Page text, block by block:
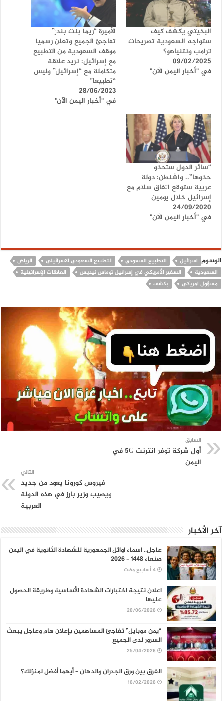
البخيتي يكشف كيف
ستواجه السعودية تصريحات
ترامب ونتنياهو؟
09/02/2025
في "أخبار اليمن الآن"
الأميرة “ريما بنت بندر”
تفاجئ الجميع وتعلن رسميا
موقف السعودية من التطبيع
مع إسرائيل: نريد علاقة
متكاملة مع “إسرائيل” وليس
“تطبيعا”
28/06/2023
في "أخبار اليمن الآن"
“سائر الدول ستحذو
حذوها”.. واشنطن: دولة
عربية ستوقع اتفاق سلام مع
إسرائيل خلال يومين
24/09/2020
في "أخبار اليمن الآن"
الوسوم اسرائيل التطبيع السعودي التطبيع السعودي الاسرائيلي
الرياض
السعودية
السفير الأمريكي في إسرائيل توماس نيديس
العلاقات الإسرائيلية
مسؤول امريكي
يكشف
السابق
أول شركة توفر انترنت 5G في
اليمن
التالي
فيروس كورونا يعود من جديد
ويصيب وزير بارز في هذه الدولة
العربية
آخر الأخبار
عاجل.. اسماء اوائل الجمهورية للشهادة الثانوية في اليمن
صنعاء 1448 – 2026
اعلان نتيجة اختبارات الشهادة الأساسية وطريقة الحصول
عليها
20/06/2026
“يمن موبايل” تفاجئ المساهمين بإعلان هام وعاجل يبعث
السرور لدى الجميع
25/04/2026
الفرق بين ورق الجدران والدهان – أيهما أفضل لمنزلك؟
16/02/2026